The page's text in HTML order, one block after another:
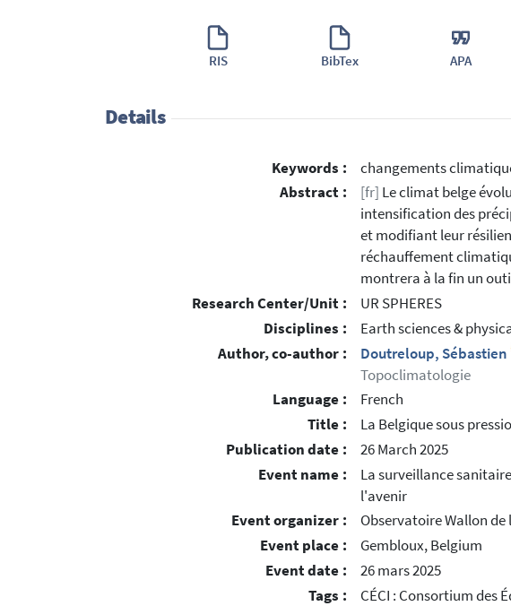
RIS BibTex APA
Details
Keywords :
changements
Abstract :
[fr] Le climat belge
intensification des
et modifiant leur
réchauffement
montrera à la fin un
Research Center/Unit :
UR SPHERES
Disciplines :
Earth sciences &
Author, co-author :
Doutreloup, Sébastien
Topoclimatologie
Language :
French
Title :
La Belgique sous
Publication date :
26 March 2025
Event name :
La surveillance
l'avenir
Event organizer :
Observatoire Wallon de
Event place :
Gembloux, Belgium
Event date :
26 mars 2025
Tags :
CÉCI : Consortium des